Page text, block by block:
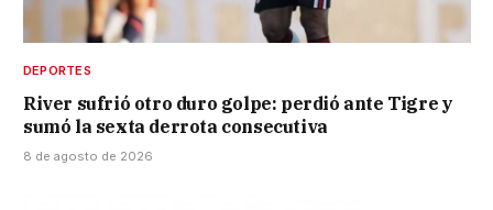
DEPORTES
River sufrió otro duro golpe: perdió ante Tigre y
sumó la sexta derrota consecutiva
8 de agosto de 2026